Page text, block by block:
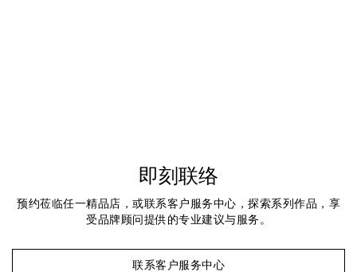
即刻联络
预约莅临任一精品店，或联系客户服务中心，探索系列作品，享
受品牌顾问提供的专业建议与服务。
联系客户服务中心